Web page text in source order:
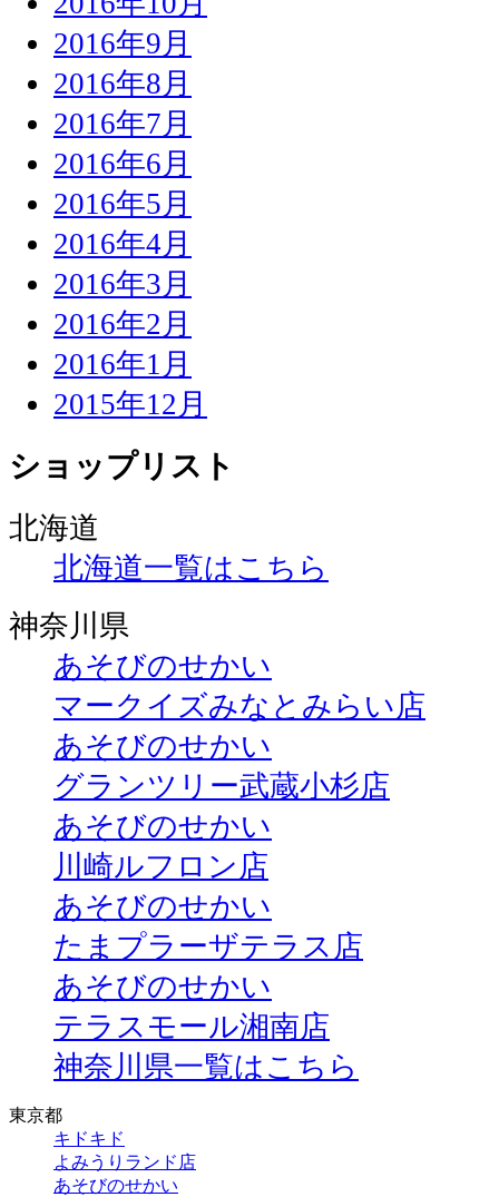
2016年9月
2016年8月
2016年7月
2016年6月
2016年5月
2016年4月
2016年3月
2016年2月
2016年1月
2015年12月
ショップリスト
北海道
北海道一覧はこちら
神奈川県
あそびのせかい
マークイズみなとみらい店
あそびのせかい
グランツリー武蔵小杉店
あそびのせかい
川崎ルフロン店
あそびのせかい
たまプラーザテラス店
あそびのせかい
テラスモール湘南店
神奈川県一覧はこちら
東京都
キドキド
よみうりランド店
あそびのせかい